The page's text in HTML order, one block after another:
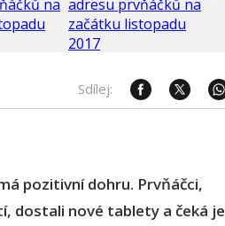
Sdílej:
pozitivní dohru. Prvňáčci,
dostali nové tablety a čeká je